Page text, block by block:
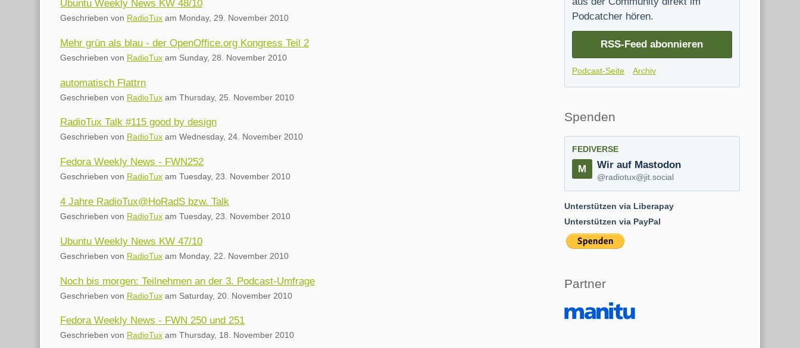
Ubuntu Weekly News KW 48/10
Geschrieben von RadioTuxam Monday, 29. November 2010
Mehr grün als blau - der OpenOffice.org Kongress Teil 2
Geschrieben von RadioTuxam Sunday, 28. November 2010
automatisch Flattrn
Geschrieben von RadioTuxam Thursday, 25. November 2010
RadioTux Talk #115 good by design
Geschrieben von RadioTuxam Wednesday, 24. November 2010
Fedora Weekly News - FWN252
Geschrieben von RadioTuxam Tuesday, 23. November 2010
4 Jahre RadioTux@HoRadS bzw. Talk
Geschrieben von RadioTuxam Tuesday, 23. November 2010
Ubuntu Weekly News KW 47/10
Geschrieben von RadioTuxam Monday, 22. November 2010
Noch bis morgen: Teilnehmen an der 3. Podcast-Umfrage
Geschrieben von RadioTuxam Saturday, 20. November 2010
Fedora Weekly News - FWN 250 und 251
Geschrieben von RadioTuxam Thursday, 18. November 2010
Podcatcher hören.
RSS-Feed abonnieren
Podcast-Seite Archiv
Spenden
FEDIVERSE
Wir auf Mastodon
@radiotux@jit.social
Unterstützen via Liberapay
Unterstützen via PayPal
Partner